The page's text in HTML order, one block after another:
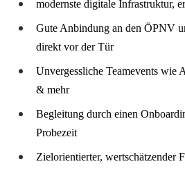
modernste digitale Infrastruktur,
Gute Anbindung an den ÖPNV
direkt vor der Tür
Unvergessliche Teamevents wie
& mehr
Begleitung durch einen
Probezeit
Zielorientierter, wertschätzender